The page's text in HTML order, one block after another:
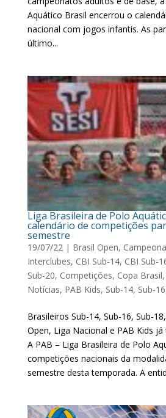
Aquático Brasil encerrou o
nacional com jogos infantis. As
último...
Liga Brasileira de Polo
calendário de competições
semestre
19/07/22| Brasil Open,
Interclubes, CBI Sub-14, CBI Sub-
Sub-20, Competições, Copa Brasil,
Notícias, PAB Kids, Sub-14, Sub-16
Brasileiros Sub-14, Sub-16, Sub-
Open, Liga Nacional e PAB Kids
A PAB – Liga Brasileira de Polo
competições nacionais da
semestre desta temporada. A